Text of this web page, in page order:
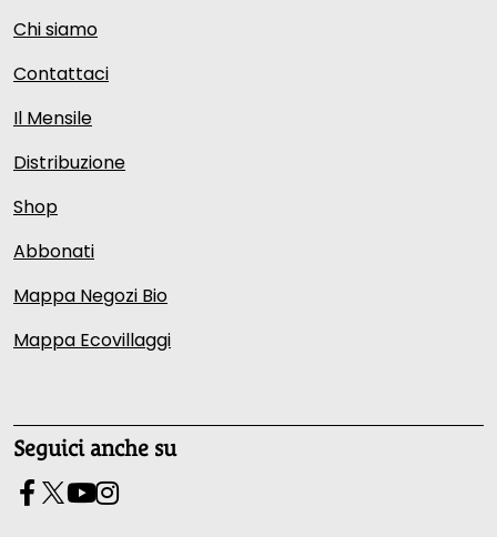
Chi siamo
Contattaci
Il Mensile
Distribuzione
Shop
Abbonati
Mappa Negozi Bio
Mappa Ecovillaggi
Seguici anche su